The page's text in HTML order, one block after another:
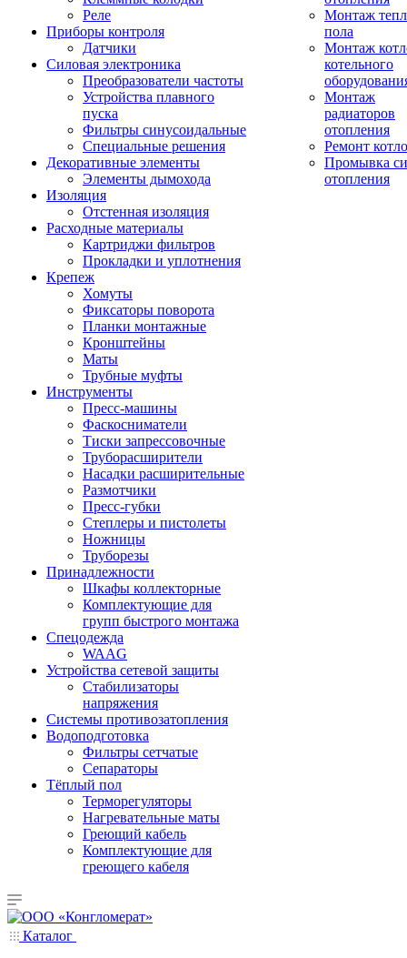
Реле
Приборы контроля
Датчики
Силовая электроника
Преобразователи частоты
Устройства плавного
пуска
Фильтры синусоидальные
Специальные решения
Декоративные элементы
Элементы дымохода
Изоляция
Отстенная изоляция
Расходные материалы
Картриджи фильтров
Прокладки и уплотнения
Крепеж
Хомуты
Фиксаторы поворота
Планки монтажные
Кронштейны
Маты
Трубные муфты
Инструменты
Пресс-машины
Фаскосниматели
Тиски запрессовочные
Труборасширители
Насадки расширительные
Размотчики
Пресс-губки
Степлеры и пистолеты
Ножницы
Труборезы
Принадлежности
Шкафы коллекторные
Комплектующие для
групп быстрого монтажа
Спецодежда
WAAG
Устройства сетевой защиты
Стабилизаторы
напряжения
Системы противозатопления
Водоподготовка
Фильтры сетчатые
Сепараторы
Тёплый пол
Терморегуляторы
Нагревательные маты
Греющий кабель
Комплектующие для
греющего кабеля
Монтаж
пола
Монтаж
котельного
Монтаж
радиаторов
отопления
Ремонт
Промывка
отопления
Каталог